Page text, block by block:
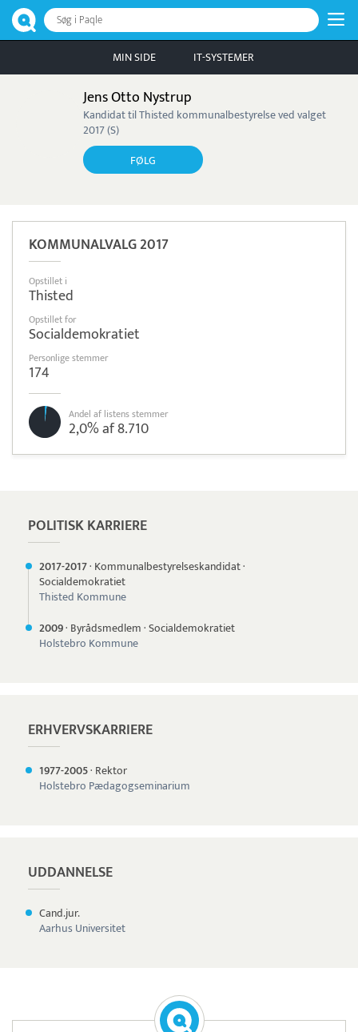
Søg i Paqle
MIN SIDE IT-SYSTEMER
Jens Otto Nystrup
Kandidat til Thisted kommunalbestyrelse ved valget
2017 (S)
FØLG
KOMMUNALVALG 2017
Opstillet i
Thisted
Opstillet for
Socialdemokratiet
Personlige stemmer
174
Andel af listens stemmer
2,0% af 8.710
POLITISK KARRIERE
2017-2017· Kommunalbestyrelseskandidat·
Socialdemokratiet
Thisted Kommune
2009· Byrådsmedlem·Socialdemokratiet
Holstebro Kommune
ERHVERVSKARRIERE
1977-2005· Rektor
Holstebro Pædagogseminarium
UDDANNELSE
Cand.jur.
Aarhus Universitet